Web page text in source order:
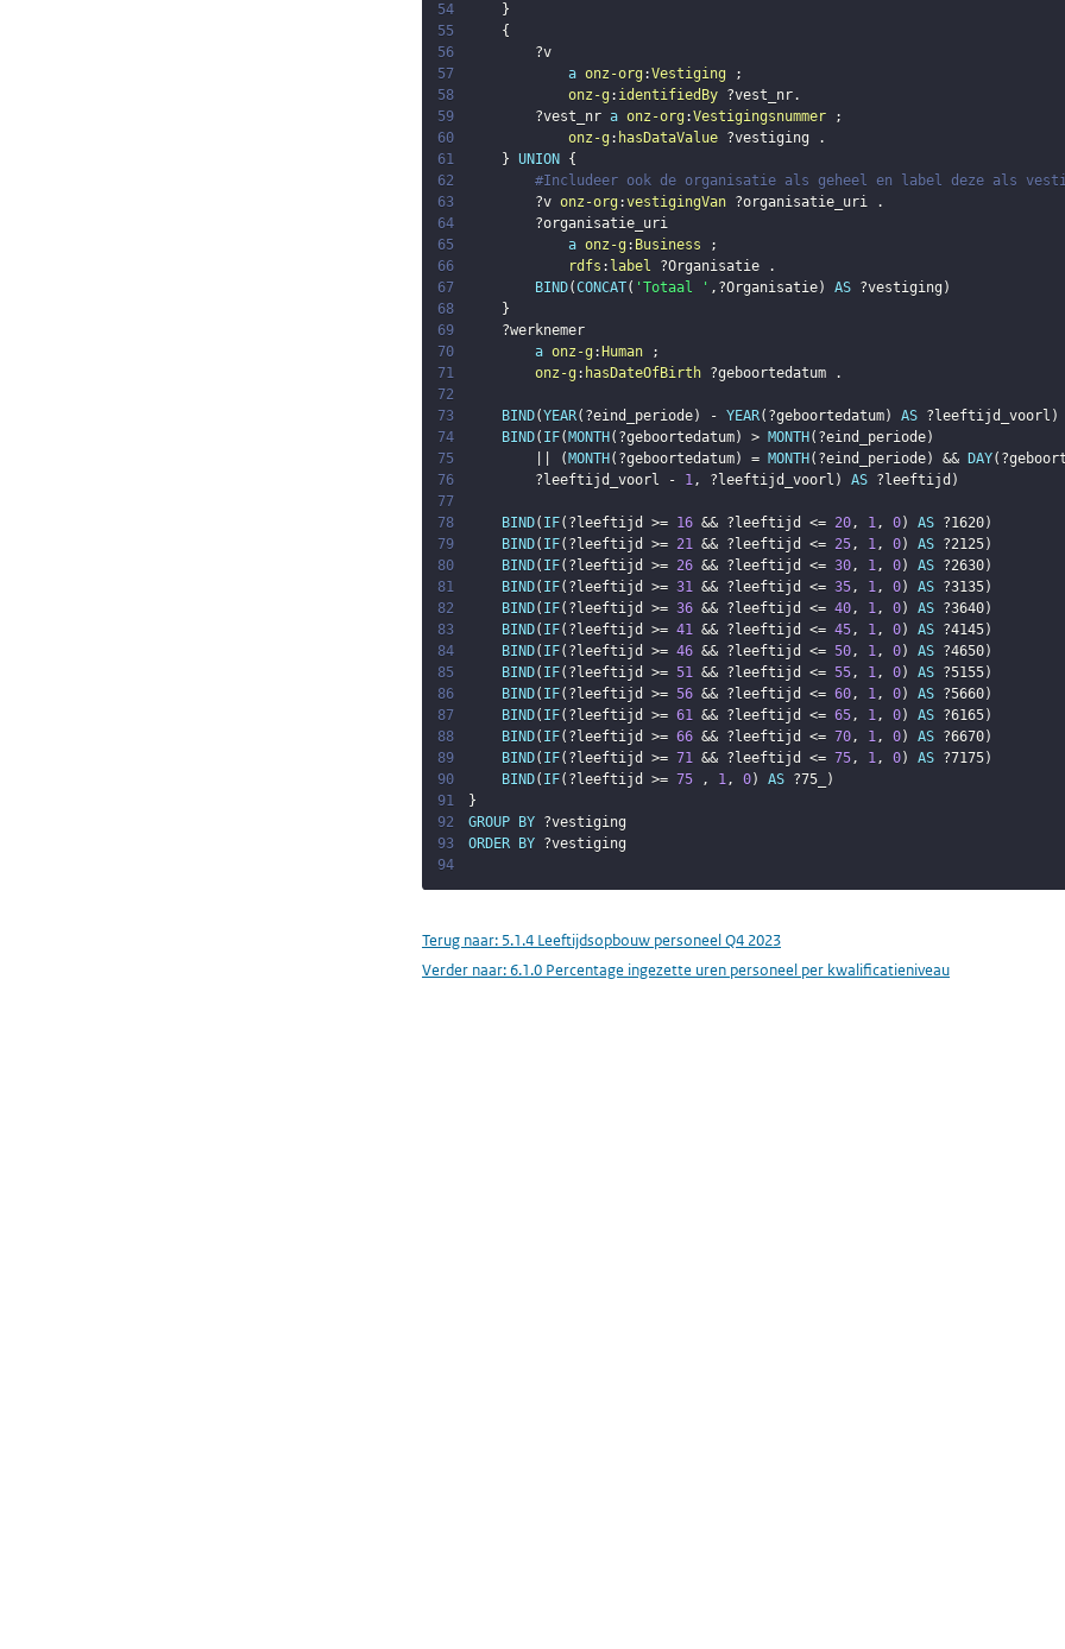
54
}
55
{
56
?v
57
a onz-org :Vestiging
;
58
onz-g : identifiedBy ?vest_nr.
59
?vest_nr a onz-org :Vestigingsnummer
;
60
onz-g : hasDataValue ?vestiging
.
61
} UNION
{
62
#Includeer ook de organisatie als geheel en label deze als
63
?v onz-org :vestigingVan ?organisatie_uri
.
64
?organisatie_uri
65
a onz-g : Business
;
66
rdfs : label ?Organisatie
.
67
BIND(CONCAT( 'Totaal ' , ?Organisatie) AS ?vestiging )
68
}
69
?werknemer
70
a onz-g : Human
;
71
onz-g : hasDateOfBirth ?geboortedatum
.
72
73
BIND(YEAR( ?eind_periode) - YEAR( ?geboortedatum) AS ?leeftijd_voorl )
74
BIND( IF( MONTH ( ?geboortedatum) > MONTH ( ?eind_periode)
75
( MONTH ( ?geboortedatum) = MONTH ( ?eind_periode) && DAY(
76
?leeftijd_voorl - 1, ?leeftijd_voorl ) AS ?leeftijd )
77
78
BIND( IF( ?leeftijd >= 16 && ?leeftijd <= 20, 1, 0) AS ?1620)
79
BIND( IF( ?leeftijd >= 21 && ?leeftijd <= 25, 1, 0) AS ?2125)
80
BIND( IF( ?leeftijd >= 26 && ?leeftijd <= 30, 1, 0) AS ?2630)
81
BIND( IF( ?leeftijd >= 31 && ?leeftijd <= 35, 1, 0) AS ?3135)
82
BIND( IF( ?leeftijd >= 36 && ?leeftijd <= 40, 1, 0) AS ?3640)
83
BIND( IF( ?leeftijd >= 41 && ?leeftijd <= 45, 1, 0) AS ?4145)
84
BIND( IF( ?leeftijd >= 46 && ?leeftijd <= 50, 1, 0) AS ?4650)
85
BIND( IF( ?leeftijd >= 51 && ?leeftijd <= 55, 1, 0) AS ?5155)
86
BIND( IF( ?leeftijd >= 56 && ?leeftijd <= 60, 1, 0) AS ?5660)
87
BIND( IF( ?leeftijd >= 61 && ?leeftijd <= 65, 1, 0) AS ?6165)
88
BIND( IF( ?leeftijd >= 66 && ?leeftijd <= 70, 1, 0) AS ?6670)
89
BIND( IF( ?leeftijd >= 71 && ?leeftijd <= 75, 1, 0) AS ?7175)
90
BIND( IF( ?leeftijd >= 75 , 1, 0) AS ?75_
)
91
}
92
GROUP BY ?vestiging
93
ORDER BY ?vestiging
94
Terug naar: 5.1.4 Leeftijdsopbouw personeel Q4 2023
Verder naar:6.1.0 Percentage ingezette uren personeel per kwalificatieniveau